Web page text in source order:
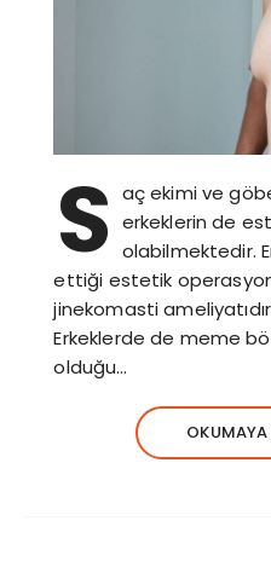
S aç ekimi ve
erkeklerin de
olabilmektedir.
ettiği estetik
jinekomasti
Erkeklerde de meme
olduğu…
OKUMAYA